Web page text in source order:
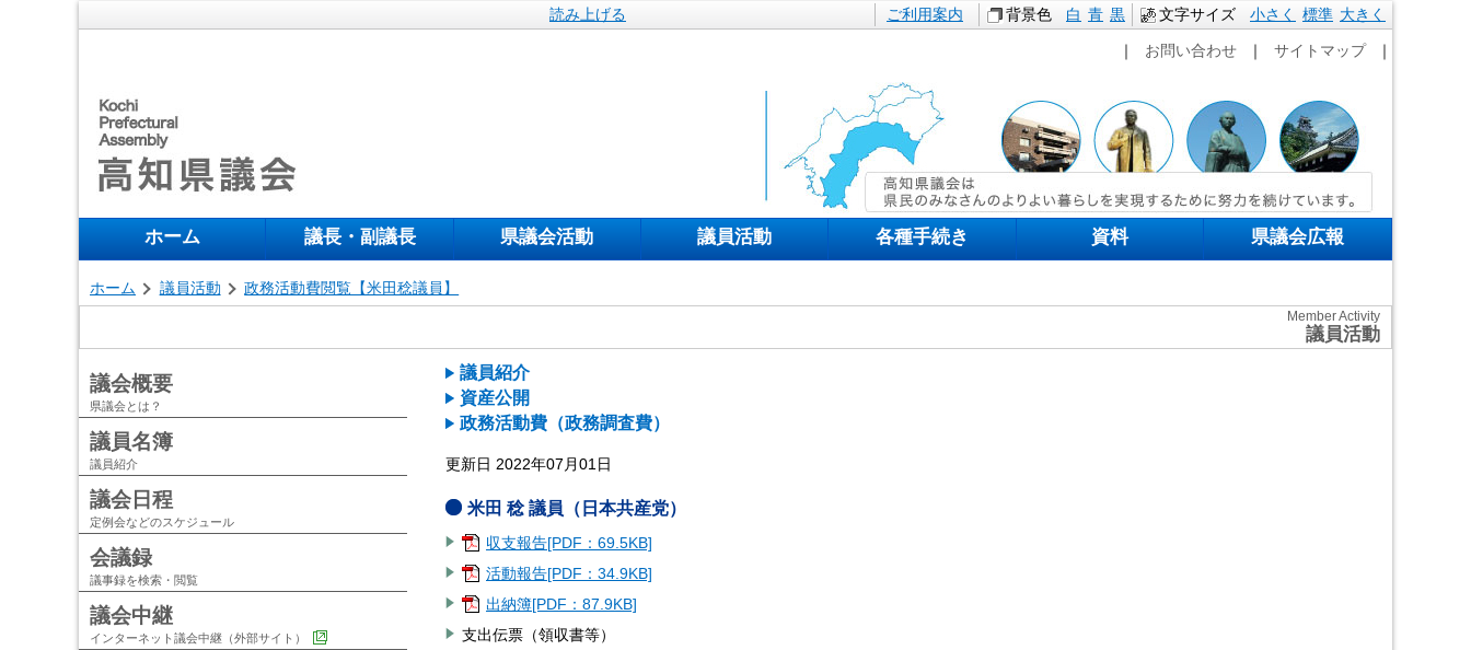
読み上げる 本文へ移動
文字サイズ 小さく 標準 大きく
ご利用案内 背景色 白 青 黒
｜ お問い合わせ ｜ サイトマップ ｜
ホーム 議長・副議長 県議会活動 議員活動 各種手続き 資料 県議会広報
ホーム 議員活動 政務活動費閲覧【米田稔議員】
Member Activity
議員活動
議会概要
県議会とは？
議員名簿
議員紹介
議会日程
定例会などのスケジュール
会議録
議事録を検索・閲覧
議会中継
インターネット議会中継（外部サイト）
議員紹介
資産公開
政務活動費（政務調査費）
更新日 2022年07月01日
米田 稔 議員（日本共産党）
収支報告[PDF：69.5KB]
活動報告[PDF：34.9KB]
出納簿[PDF：87.9KB]
支出伝票（領収書等）